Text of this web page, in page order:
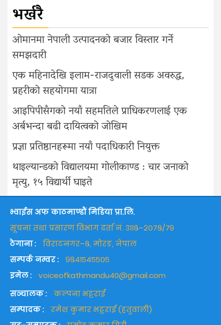
भर्खरै
ओमानमा नेपाली उत्पादनको बजार विस्तार गर्ने
समझदारी
एक महिनादेखि इलाम-राजदुवाली सडक अवरुद्ध,
प्रहरीको सहयोगमा यात्रा
आइपिपीसँगको नयाँ सहमतिले प्राधिकरणलाई एक
अर्बभन्दा बढी दायित्वको जोखिम
प्रज्ञा प्रतिष्ठानहरूमा नयाँ पदाधिकारी नियुक्त
थाइल्यान्डको विद्यालयमा गोलीकाण्ड : चार जनाको
मृत्यु, १५ विद्यार्थी घाइते
भ्वाईस अफ काठमाण्डौं मिडिया प्रा.लि.
सूचना तथा प्रसारण विभाग दर्ता नं. ३११८–२०७८/७९
ठेगाना :
विराटनगर–८, मोरङ, नेपाल
सम्पर्क नम्वर :
९८४१५४५५०५
इमेल :
voiceofkathmandu40@gmail.com
सञ्चालक :
कल्पना भट्टराई
सम्पादक :
रमेश कुमार भट्टराई (हतुवाली)